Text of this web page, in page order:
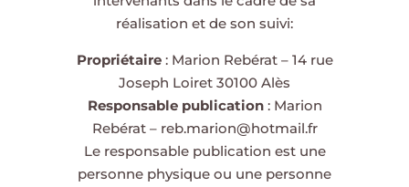
réalisation et de son suivi:
Propriétaire: Marion Rebérat – 14 rue
Joseph Loiret 30100 Alès
Responsable publication: Marion
Rebérat – reb.marion@hotmail.fr
Le responsable publication est une
personne physique ou une personne